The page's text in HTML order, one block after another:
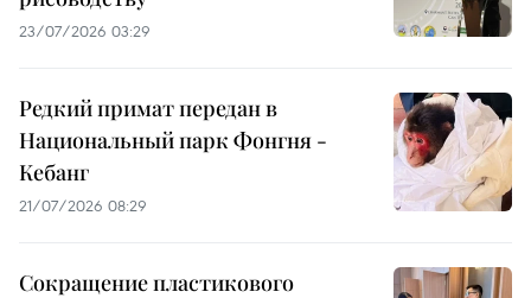
23/07/2026 03:29
Редкий примат передан в
Национальный парк Фонгня -
Кебанг
21/07/2026 08:29
Сокращение пластикового